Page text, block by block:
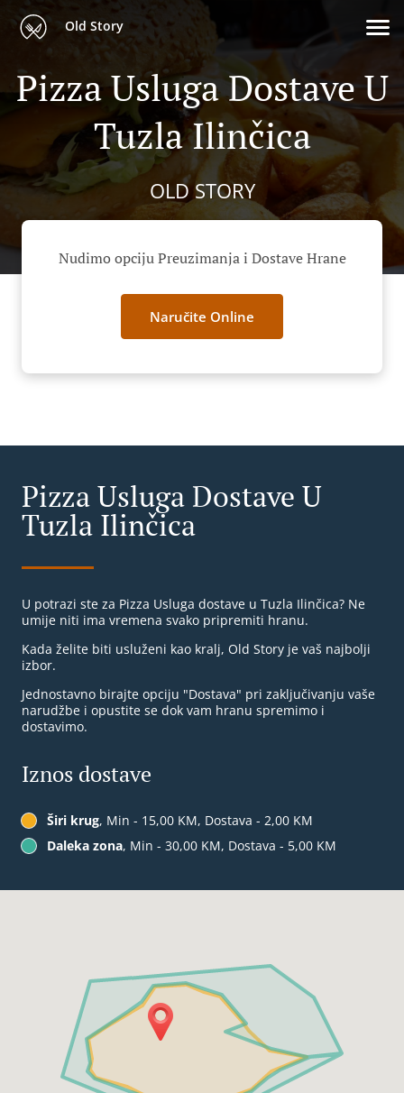
Old Story
Pizza Usluga Dostave U
Tuzla Ilinčica
OLD STORY
Nudimo opciju Preuzimanja i Dostave Hrane
Naručite Online
Pizza Usluga Dostave U
Tuzla Ilinčica
U potrazi ste za Pizza Usluga dostave u Tuzla Ilinčica? Ne
umije niti ima vremena svako pripremiti hranu.
Kada želite biti usluženi kao kralj, Old Story je vaš najbolji
izbor.
Jednostavno birajte opciju "Dostava" pri zaključivanju vaše
narudžbe i opustite se dok vam hranu spremimo i
dostavimo.
Iznos dostave
Širi krug, Min - 15,00 KM, Dostava - 2,00 KM
Daleka zona, Min - 30,00 KM, Dostava - 5,00 KM